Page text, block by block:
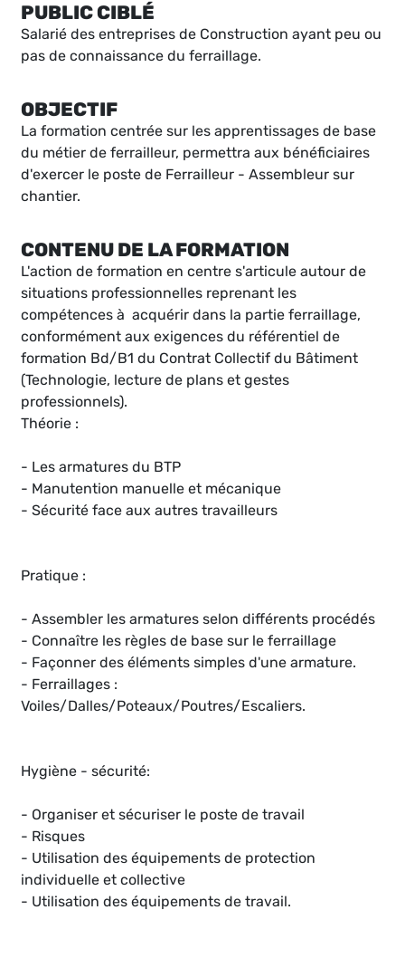
PUBLIC CIBLÉ
Salarié des entreprises de Construction ayant peu ou
pas de connaissance du ferraillage.
OBJECTIF
La formation centrée sur les apprentissages de base
du métier de ferrailleur, permettra aux bénéficiaires
d'exercer le poste de Ferrailleur - Assembleur sur
chantier.
CONTENU DE LA FORMATION
L'action de formation en centre s'articule autour de
situations professionnelles reprenant les
compétences à acquérir dans la partie ferraillage,
conformément aux exigences du référentiel de
formation Bd/B1 du Contrat Collectif du Bâtiment
(Technologie, lecture de plans et gestes
professionnels).
Théorie :
- Les armatures du BTP
- Manutention manuelle et mécanique
- Sécurité face aux autres travailleurs
Pratique :
- Assembler les armatures selon différents procédés
- Connaître les règles de base sur le ferraillage
- Façonner des éléments simples d'une armature.
- Ferraillages :
Voiles/Dalles/Poteaux/Poutres/Escaliers.
Hygiène - sécurité:
- Organiser et sécuriser le poste de travail
- Risques
- Utilisation des équipements de protection
individuelle et collective
- Utilisation des équipements de travail.